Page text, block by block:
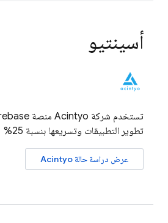
أسينتيو
تطوير التطبيقات وتسريعها بنسبة 25%
عرض دراسة حالة Acintyo